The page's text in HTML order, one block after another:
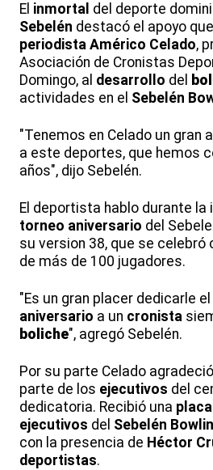
El inmortal del deporte
Sebelén destacó el apoyo
periodista Américo Celado,
Asociación de Cronistas
Domingo, al desarrollo del
actividades en el Sebelén
"Tenemos en Celado un gran
a este deportes, que hemos
años", dijo Sebelén.
El deportista hablo durante la
torneo aniversario del
su version 38, que se celebró
de más de 100 jugadores.
"Es un gran placer dedicarle el
aniversario a un cronista
boliche", agregó Sebelén.
Por su parte Celado
parte de los ejecutivos del
dedicatoria. Recibió una placa
ejecutivos del Sebelén
con la presencia de Héctor
deportistas.